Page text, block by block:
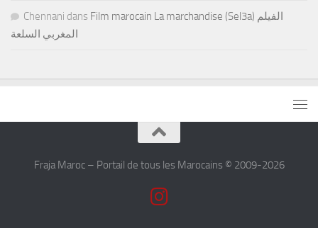
Chennani dans Film marocain La marchandise (Sel3a) الفيلم
المغربي السلعة
Fraja Maroc – Portail de tous les Marocains © 2009-2026